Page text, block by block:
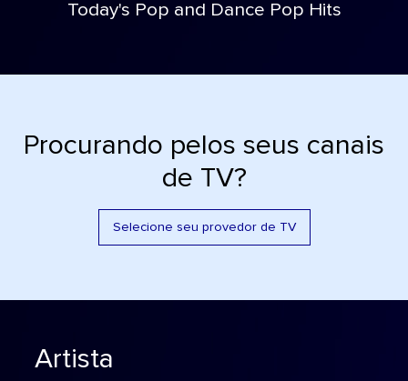
Today's Pop and Dance Pop Hits
Procurando pelos seus canais
de TV?
Selecione seu provedor de TV
Artista